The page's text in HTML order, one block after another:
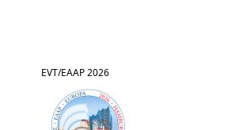
EVT/EAAP 2026